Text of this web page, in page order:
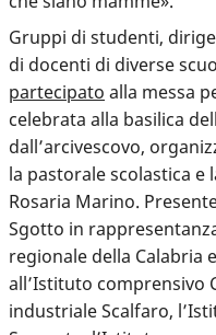
Gruppi di studenti,
di docenti di diverse
partecipato alla messa
celebrata alla basilica
dall’arcivescovo,
la pastorale scolastica e
Rosaria Marino.
Sgotto in
regionale della Calabria
all’Istituto comprensivo
industriale Scalfaro,